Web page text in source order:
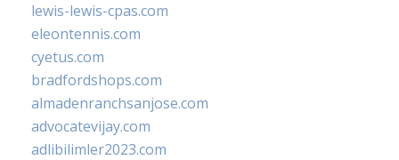
lewis-lewis-cpas.com
eleontennis.com
cyetus.com
bradfordshops.com
almadenranchsanjose.com
advocatevijay.com
adlibilimler2023.com